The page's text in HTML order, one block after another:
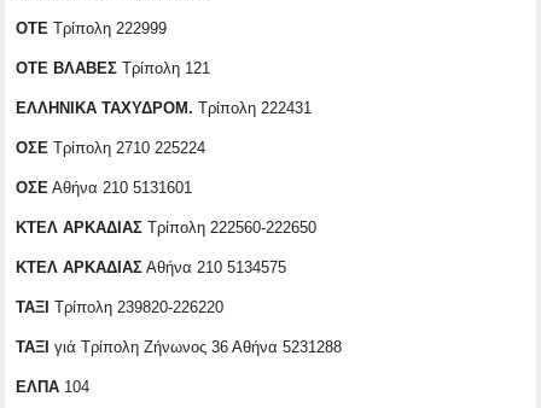
ΟΤΕ Τρίπολη 222999
ΟΤΕ ΒΛΑΒΕΣ Τρίπολη 121
ΕΛΛΗΝΙΚΑ ΤΑΧΥΔΡΟΜ. Τρίπολη 222431
ΟΣΕ Τρίπολη 2710 225224
ΟΣΕ Αθήνα 210 5131601
ΚΤΕΛ ΑΡΚΑΔΙΑΣ Τρίπολη 222560-222650
ΚΤΕΛ ΑΡΚΑΔΙΑΣ Αθήνα 210 5134575
ΤΑΞΙ Τρίπολη 239820-226220
ΤΑΞΙ γιά Τρίπολη Ζήνωνος 36 Αθήνα 5231288
ΕΛΠΑ 104